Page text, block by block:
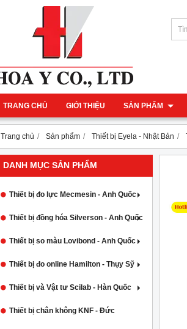
TRANG CHỦ GIỚI THIỆU SẢN PHẨM
Trang chủ Sản phẩm Thiết bị Eyela - Nhật Bản
DANH MỤC SẢN PHẨM
Thiết bị đo lực Mecmesin - Anh Quốc
Thiết bị đồng hóa Silverson - Anh Quốc
Thiết bị so màu Lovibond - Anh Quốc
Thiết bị đo online Hamilton - Thụy Sỹ
Thiết bị và Vật tư Scilab - Hàn Quốc
Thiết bị chân không KNF - Đức